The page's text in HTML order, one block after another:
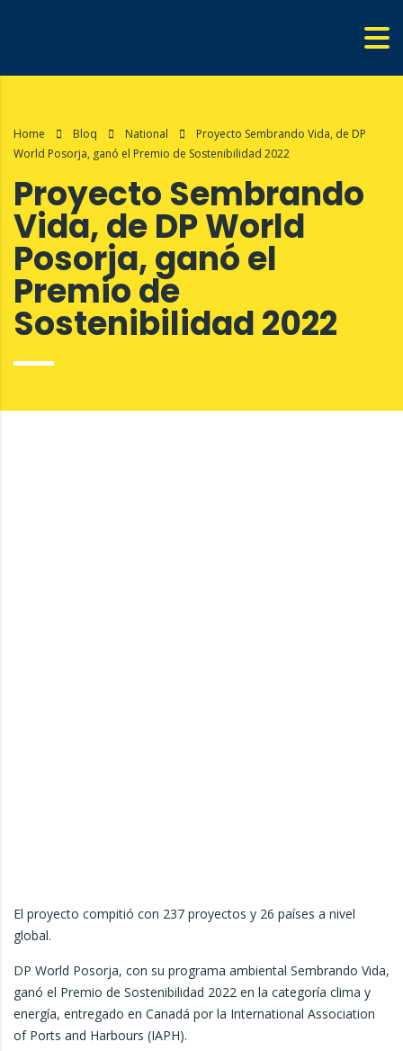
Home Bloq National
Proyecto Sembrando Vida, de DP
World Posorja, ganó el Premio de Sostenibilidad 2022
Proyecto Sembrando
Vida, de DP World
Posorja, ganó el
Premio de
Sostenibilidad 2022
El proyecto compitió con 237 proyectos y 26 países a nivel
global.
DP World Posorja, con su programa ambiental Sembrando Vida,
ganó el Premio de Sostenibilidad 2022 en la categoría clima y
energía, entregado en Canadá por la International Association
of Ports and Harbours (IAPH).